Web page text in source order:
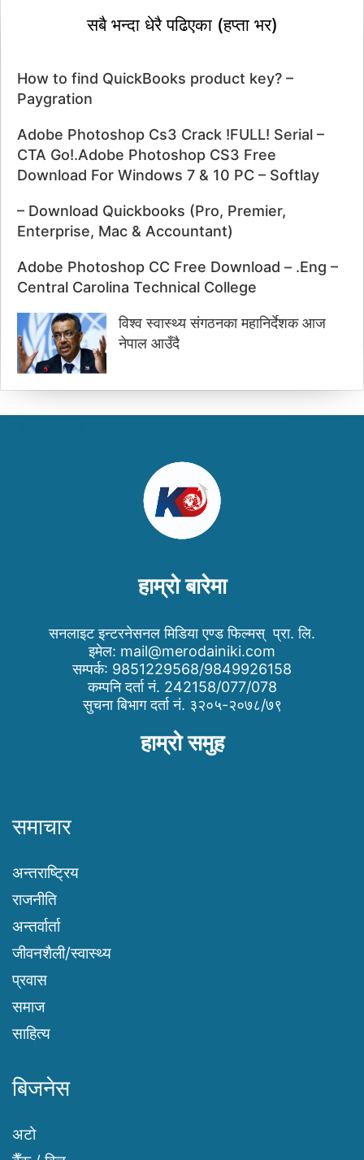
सबै भन्दा धेरै पढिएका (हप्ता भर)
How to find QuickBooks product key? –
Paygration
Adobe Photoshop Cs3 Crack !FULL! Serial –
CTA Go!.Adobe Photoshop CS3 Free
Download For Windows 7 & 10 PC – Softlay
– Download Quickbooks (Pro, Premier,
Enterprise, Mac & Accountant)
Adobe Photoshop CC Free Download – .Eng –
Central Carolina Technical College
विश्व स्वास्थ्य संगठनका महानिर्देशक आज
नेपाल आउँदै
हाम्रो बारेमा
सनलाइट इन्टरनेसनल मिडिया एण्ड फिल्मस् प्रा. लि.
इमेल: mail@merodainiki.com
सम्पर्क: 9851229568/9849926158
कम्पनि दर्ता नं. 242158/077/078
सुचना बिभाग दर्ता नं. ३२०५-२०७८/७९
हाम्रो समुह
समाचार
अन्तराष्ट्रिय
राजनीति
अन्तर्वार्ता
जीवनशैली/स्वास्थ्य
प्रवास
समाज
साहित्य
बिजनेस
अटो